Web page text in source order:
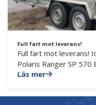
Full fart mot leverans!
Full fart mot leverans!
Polaris Ranger SP 570
Läs mer